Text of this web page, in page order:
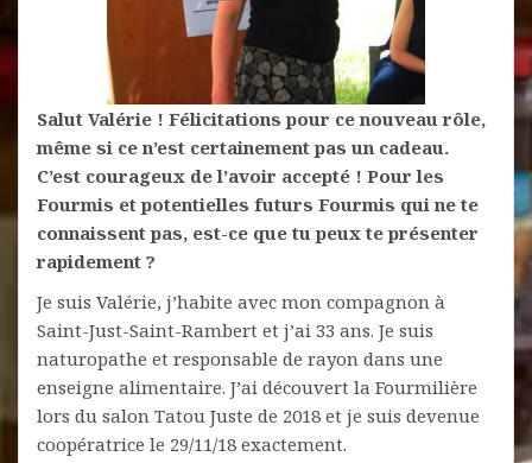
Salut Valérie ! Félicitations pour ce nouveau rôle,
même si ce n’est certainement pas un cadeau.
C’est courageux de l’avoir accepté ! Pour les
Fourmis et potentielles futurs Fourmis qui ne te
connaissent pas, est-ce que tu peux te présenter
rapidement ?
Je suis Valérie, j’habite avec mon compagnon à
Saint-Just-Saint-Rambert et j’ai 33 ans. Je suis
naturopathe et responsable de rayon dans une
enseigne alimentaire. J’ai découvert la Fourmilière
lors du salon Tatou Juste de 2018 et je suis devenue
coopératrice le 29/11/18 exactement.